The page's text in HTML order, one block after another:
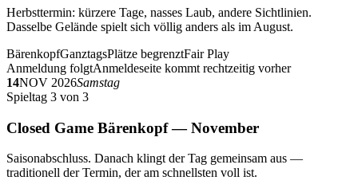
Herbsttermin: kürzere Tage, nasses Laub, andere Sichtlinien.
Dasselbe Gelände spielt sich völlig anders als im August.
BärenkopfGanztagsPlätze begrenztFair Play
Anmeldung folgtAnmeldeseite kommt rechtzeitig vorher
14NOV 2026Samstag
Spieltag 3 von 3
Closed Game Bärenkopf — November
Saisonabschluss. Danach klingt der Tag gemeinsam aus —
traditionell der Termin, der am schnellsten voll ist.